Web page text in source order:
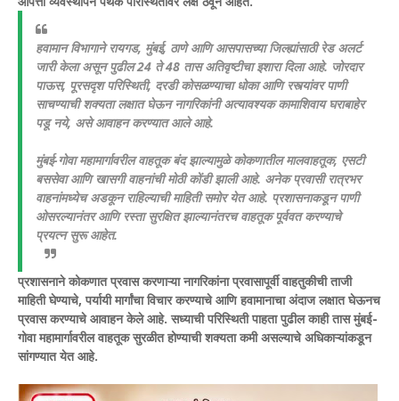
हवामान विभागाने रायगड, मुंबई, ठाणे आणि आसपासच्या जिल्ह्यांसाठी रेड अलर्ट
जारी केला असून पुढील 24 ते 48 तास अतिवृष्टीचा इशारा दिला आहे. जोरदार
पाऊस, पूरसदृश परिस्थिती, दरडी कोसळण्याचा धोका आणि रस्त्यांवर पाणी
साचण्याची शक्यता लक्षात घेऊन नागरिकांनी अत्यावश्यक कामाशिवाय घराबाहेर
पडू नये, असे आवाहन करण्यात आले आहे.
मुंबई-गोवा महामार्गावरील वाहतूक बंद झाल्यामुळे कोकणातील मालवाहतूक, एसटी
बससेवा आणि खासगी वाहनांची मोठी कोंडी झाली आहे. अनेक प्रवासी रात्रभर
वाहनांमध्येच अडकून राहिल्याची माहिती समोर येत आहे. प्रशासनाकडून पाणी
ओसरल्यानंतर आणि रस्ता सुरक्षित झाल्यानंतरच वाहतूक पूर्ववत करण्याचे
प्रयत्न सुरू आहेत.
प्रशासनाने कोकणात प्रवास करणाऱ्या नागरिकांना प्रवासापूर्वी वाहतुकीची ताजी
माहिती घेण्याचे, पर्यायी मार्गांचा विचार करण्याचे आणि हवामानाचा अंदाज लक्षात घेऊनच
प्रवास करण्याचे आवाहन केले आहे. सध्याची परिस्थिती पाहता पुढील काही तास मुंबई-
गोवा महामार्गावरील वाहतूक सुरळीत होण्याची शक्यता कमी असल्याचे अधिकाऱ्यांकडून
सांगण्यात येत आहे.